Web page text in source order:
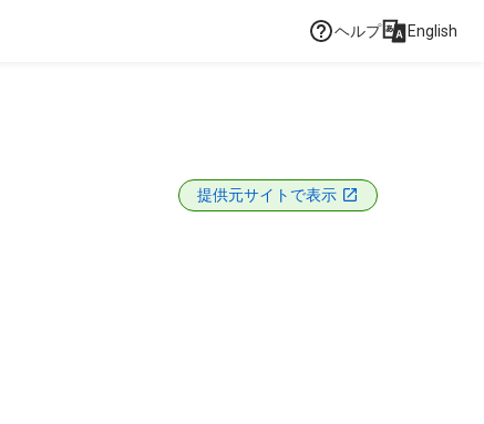
ヘルプ English
提供元サイトで表示